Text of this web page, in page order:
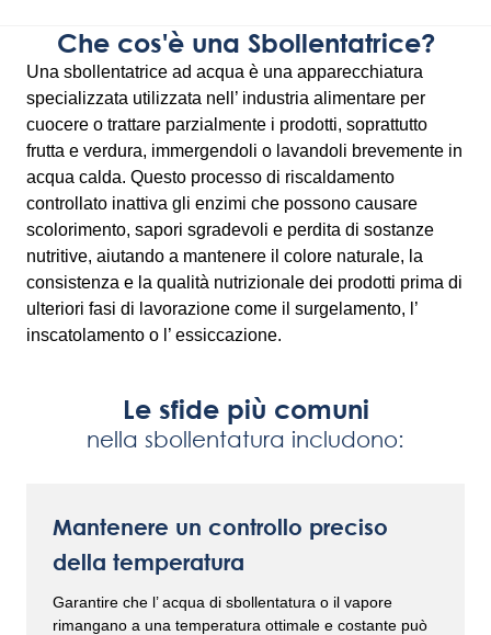
Che cos'è una Sbollentatrice?
Una sbollentatrice ad acqua è una apparecchiatura
specializzata utilizzata nell’ industria alimentare per
cuocere o trattare parzialmente i prodotti, soprattutto
frutta e verdura, immergendoli o lavandoli brevemente in
acqua calda. Questo processo di riscaldamento
controllato inattiva gli enzimi che possono causare
scolorimento, sapori sgradevoli e perdita di sostanze
nutritive, aiutando a mantenere il colore naturale, la
consistenza e la qualità nutrizionale dei prodotti prima di
ulteriori fasi di lavorazione come il surgelamento, l’
inscatolamento o l’ essiccazione.
Le sfide più comuni
nella sbollentatura includono:
Mantenere un controllo preciso
della temperatura
Garantire che l’ acqua di sbollentatura o il vapore
rimangano a una temperatura ottimale e costante può